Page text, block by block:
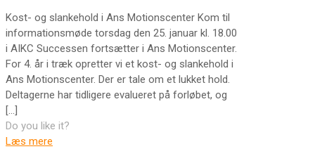
Kost- og slankehold i Ans Motionscenter Kom til
informationsmøde torsdag den 25. januar kl. 18.00
i AIKC Successen fortsætter i Ans Motionscenter.
For 4. år i træk opretter vi et kost- og slankehold i
Ans Motionscenter. Der er tale om et lukket hold.
Deltagerne har tidligere evalueret på forløbet, og
[…]
Do you like it?
Læs mere